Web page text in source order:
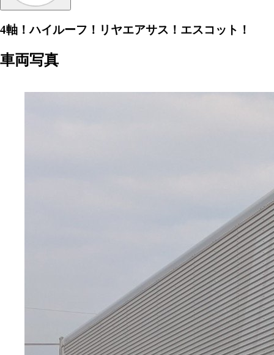
4軸！ハイルーフ！リヤエアサス！エスコット！
車両写真